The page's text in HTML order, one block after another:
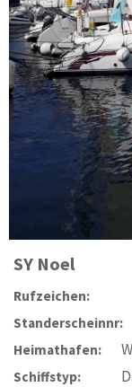
SY Noel
Rufzeichen:
Standerscheinnr:
Heimathafen:
Schiffstyp: